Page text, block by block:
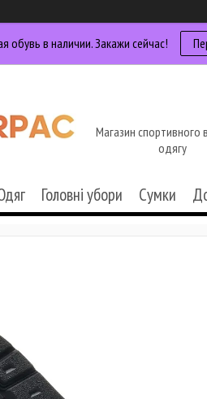
обувь в наличии. Закажи сейчас!
Магазин спортивного
одягу
Головні убори Сумки